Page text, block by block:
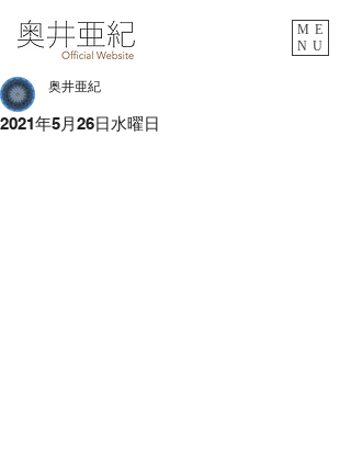
ME
NU
2021年5月26日水曜日
奥井亜紀